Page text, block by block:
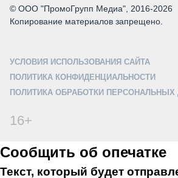
© ООО "ПромоГрупп Медиа", 2016-2026
Копирование материалов запрещено.
УСЛОВИЯ ИСПОЛЬЗОВАНИЯ САЙТА
ПОЛИТИКА КОНФИДЕНЦИАЛЬНОСТИ
ПОЛИТИКА ОБРАБОТКИ
16+
Сообщить об опечатке
Текст, который будет